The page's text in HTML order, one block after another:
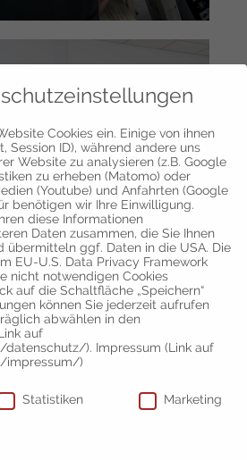
Cookies ein. Einige von ihnen
Session ID), während andere uns
Website zu analysieren (z.B. Google
zu erheben (Matomo) oder
(Youtube) und Anfahrten (Google
benötigen wir Ihre Einwilligung.
diese Informationen
Daten zusammen, die Sie Ihnen
übermitteln ggf. Daten in die USA. Die
EU-U.S. Data Privacy Framework
nicht notwendigen Cookies
auf die Schaltfläche „Speichern“
können Sie jederzeit aufrufen
abwählen in den
auf
). Impressum (Link auf
impressum/)
Statistiken
Marketing